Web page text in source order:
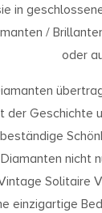
in
/
oder
der Geschichte
nicht
Solitaire
einzigartige